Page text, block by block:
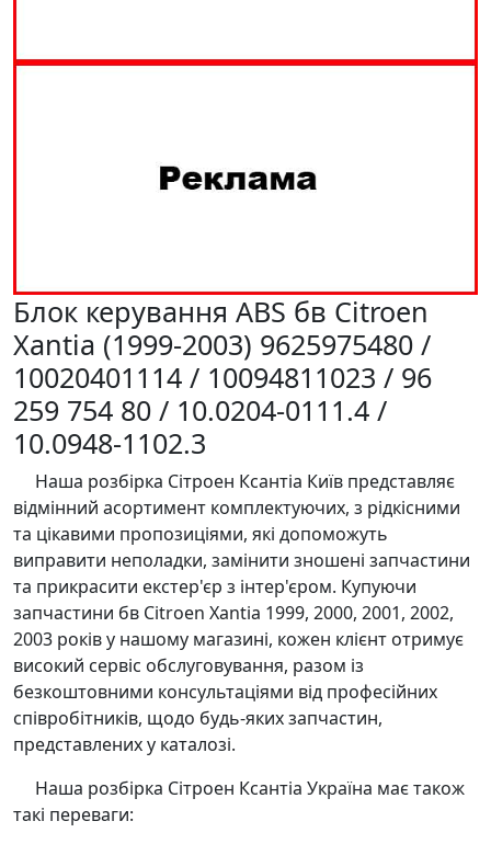
Блок керування ABS бв Citroen
Xantia (1999-2003) 9625975480 /
10020401114 / 10094811023 / 96
259 754 80 / 10.0204-0111.4 /
10.0948-1102.3
Наша розбірка Сітроен Ксантіа Київ представляє
відмінний асортимент комплектуючих, з рідкісними
та цікавими пропозиціями, які допоможуть
виправити неполадки, замінити зношені запчастини
та прикрасити екстер'єр з інтер'єром. Купуючи
запчастини бв Citroen Xantia 1999, 2000, 2001, 2002,
2003 років у нашому магазині, кожен клієнт отримує
високий сервіс обслуговування, разом із
безкоштовними консультаціями від професійних
співробітників, щодо будь-яких запчастин,
представлених у каталозі.
Наша розбірка Сітроен Ксантіа Україна має також
такі переваги: